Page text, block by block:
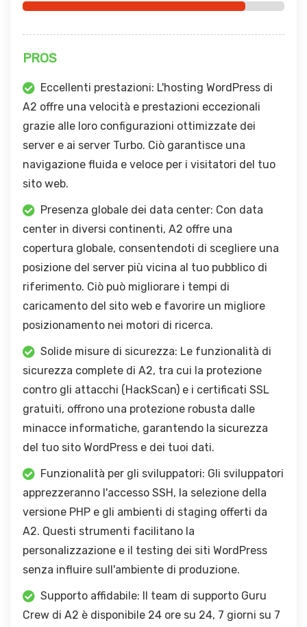
PROS
Eccellenti prestazioni: L'hosting WordPress di
A2 offre una velocità e prestazioni eccezionali
grazie alle loro configurazioni ottimizzate dei
server e ai server Turbo. Ciò garantisce una
navigazione fluida e veloce per i visitatori del tuo
sito web.
Presenza globale dei data center: Con data
center in diversi continenti, A2 offre una
copertura globale, consentendoti di scegliere una
posizione del server più vicina al tuo pubblico di
riferimento. Ciò può migliorare i tempi di
caricamento del sito web e favorire un migliore
posizionamento nei motori di ricerca.
Solide misure di sicurezza: Le funzionalità di
sicurezza complete di A2, tra cui la protezione
contro gli attacchi (HackScan) e i certificati SSL
gratuiti, offrono una protezione robusta dalle
minacce informatiche, garantendo la sicurezza
del tuo sito WordPress e dei tuoi dati.
Funzionalità per gli sviluppatori: Gli sviluppatori
apprezzeranno l'accesso SSH, la selezione della
versione PHP e gli ambienti di staging offerti da
A2. Questi strumenti facilitano la
personalizzazione e il testing dei siti WordPress
senza influire sull'ambiente di produzione.
Supporto affidabile: Il team di supporto Guru
Crew di A2 è disponibile 24 ore su 24, 7 giorni su 7